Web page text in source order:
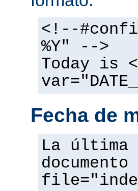
<!--
%Y" -->
Today is
Fecha de
La última